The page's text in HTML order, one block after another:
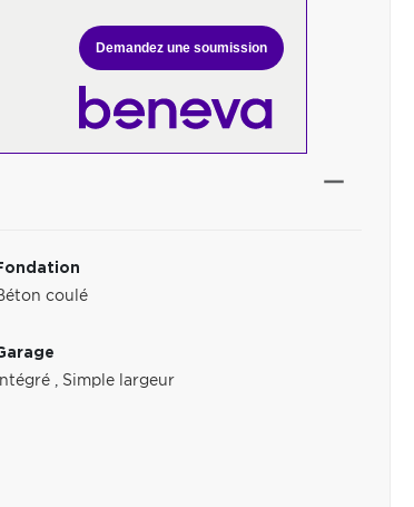
Demandez une soumission
coulé
Intégré , Simple largeur